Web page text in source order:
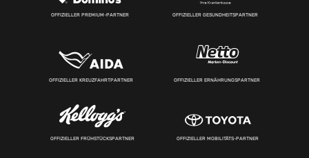
OFFIZIELLER PREMIUM-PARTNER OFFIZIELLER GESUNDHEITSPARTNER
OFFIZIELLER KREUZFAHRTPARTNER OFFIZIELLER ERNÄHRUNGSPARTNER
OFFIZIELLER FRÜHSTÜCKSPARTNER OFFIZIELLER MOBILITÄTS-PARTNER